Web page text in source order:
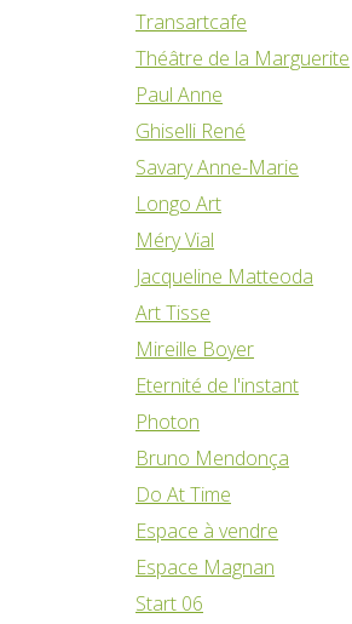
Transartcafe
Théâtre de la Marguerite
Paul Anne
Ghiselli René
Savary Anne-Marie
Longo Art
Méry Vial
Jacqueline Matteoda
Art Tisse
Mireille Boyer
Eternité de l'instant
Photon
Bruno Mendonça
Do At Time
Espace à vendre
Espace Magnan
Start 06